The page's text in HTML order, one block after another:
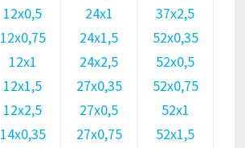
12х0,5
12х0,75
12х1
12х1,5
12х2,5
14х0,35
24х1
24х1,5
24х2,5
27х0,35
27х0,5
27х0,75
37х2,5
52х0,35
52х0,5
52х0,75
52х1
52х1,5